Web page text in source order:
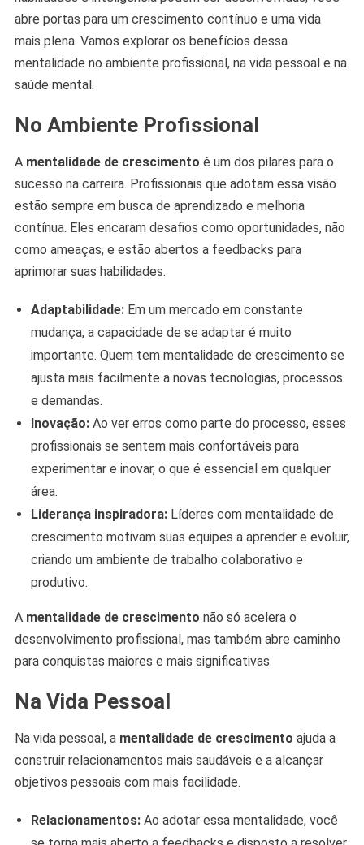
abre portas para um crescimento contínuo e uma vida
mais plena. Vamos explorar os benefícios dessa
mentalidade no ambiente profissional, na vida pessoal e na
saúde mental.
No Ambiente Profissional
A mentalidade de crescimento é um dos pilares para o
sucesso na carreira. Profissionais que adotam essa visão
estão sempre em busca de aprendizado e melhoria
contínua. Eles encaram desafios como oportunidades, não
como ameaças, e estão abertos a feedbacks para
aprimorar suas habilidades.
Adaptabilidade:Em um mercado em constante
mudança, a capacidade de se adaptar é muito
importante. Quem tem mentalidade de crescimento se
ajusta mais facilmente a novas tecnologias, processos
e demandas.
Inovação:Ao ver erros como parte do processo, esses
profissionais se sentem mais confortáveis para
experimentar e inovar, o que é essencial em qualquer
área.
Liderança inspiradora:Líderes com mentalidade de
crescimento motivam suas equipes a aprender e evoluir,
criando um ambiente de trabalho colaborativo e
produtivo.
A mentalidade de crescimento não só acelera o
desenvolvimento profissional, mas também abre caminho
para conquistas maiores e mais significativas.
Na Vida Pessoal
Na vida pessoal, a mentalidade de crescimento ajuda a
construir relacionamentos mais saudáveis e a alcançar
objetivos pessoais com mais facilidade.
Relacionamentos:Ao adotar essa mentalidade, você